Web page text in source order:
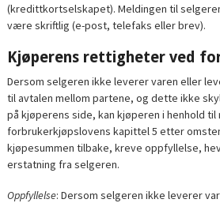
(kredittkortselskapet). Meldingen til
være skriftlig (e-post, telefaks eller brev).
Kjøperens rettigheter ved
Dersom selgeren ikke leverer varen eller
til avtalen mellom partene, og dette ikke
på kjøperens side, kan kjøperen i henhold til
forbrukerkjøpslovens kapittel 5 etter
kjøpesummen tilbake, kreve oppfyllelse,
erstatning fra selgeren.
Oppfyllelse: Dersom selgeren ikke leverer